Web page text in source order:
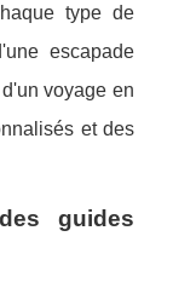
type de
escapade
voyage en
et des
guides